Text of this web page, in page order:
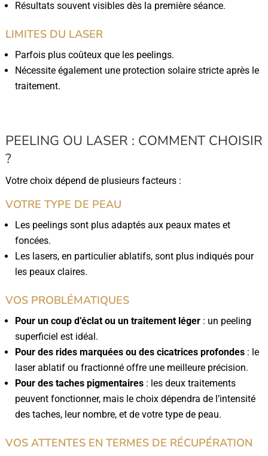
Résultats souvent visibles dès la première séance.
LIMITES DU LASER
Parfois plus coûteux que les peelings.
Nécessite également une protection solaire stricte après le
traitement.
PEELING OU LASER : COMMENT CHOISIR
?
Votre choix dépend de plusieurs facteurs :
VOTRE TYPE DE PEAU
Les peelings sont plus adaptés aux peaux mates et
foncées.
Les lasers, en particulier ablatifs, sont plus indiqués pour
les peaux claires.
VOS PROBLÉMATIQUES
Pour un coup d’éclat ou un traitement léger: un peeling
superficiel est idéal.
Pour des rides marquées ou des cicatrices profondes: le
laser ablatif ou fractionné offre une meilleure précision.
Pour des taches pigmentaires: les deux traitements
peuvent fonctionner, mais le choix dépendra de l’intensité
des taches, leur nombre, et de votre type de peau.
VOS ATTENTES EN TERMES DE RÉCUPÉRATION